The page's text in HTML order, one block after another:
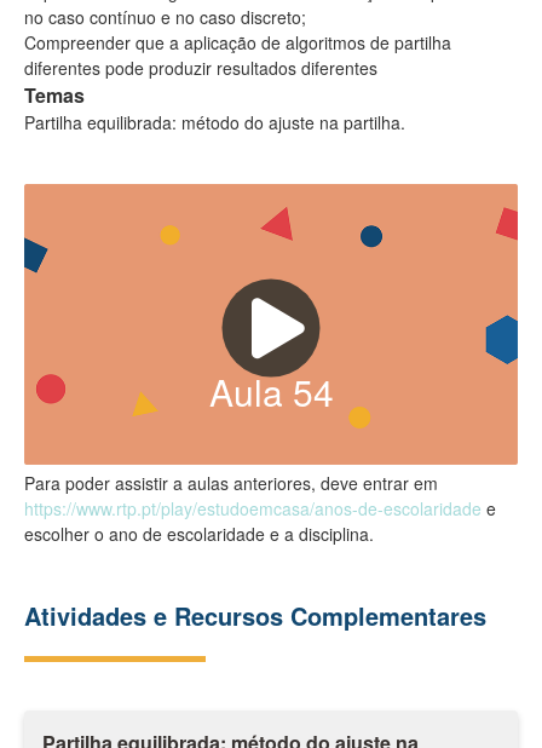
no caso contínuo e no caso discreto;
Compreender que a aplicação de algoritmos de partilha
diferentes pode produzir resultados diferentes
Temas
Partilha equilibrada: método do ajuste na partilha.
Aula54
Para poder assistir a aulas anteriores, deve entrar em
https://www.rtp.pt/play/estudoemcasa/anos-de-escolaridade e
escolher o ano de escolaridade e a disciplina.
Atividades e Recursos Complementares